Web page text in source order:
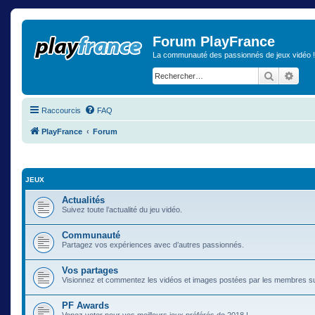
Forum PlayFrance
La communauté des passionnés de jeux vidéo !
Raccourcis FAQ
PlayFrance Forum
JEUX
Actualités
Suivez toute l’actualité du jeu vidéo.
Communauté
Partagez vos expériences avec d’autres passionnés.
Vos partages
Visionnez et commentez les vidéos et images postées par les membres
PF Awards